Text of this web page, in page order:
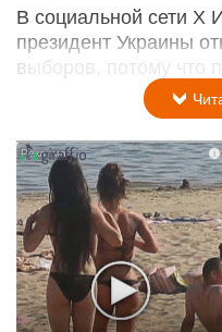
В социальной сети Х
президент Украины
выборов, потому что
i